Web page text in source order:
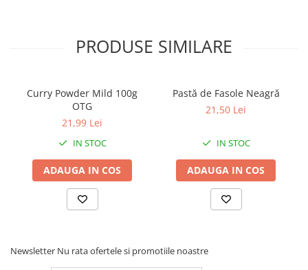
PRODUSE SIMILARE
Curry Powder Mild 100g
OTG
21,99 Lei
IN STOC
ADAUGA IN COS
Pastă de Fasole Neagră
21,50 Lei
IN STOC
ADAUGA IN COS
Newsletter Nu rata ofertele si promotiile noastre